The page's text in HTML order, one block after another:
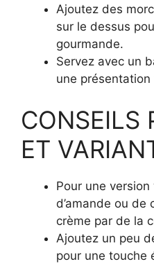
Ajoutez des
sur le dessus
gourmande.
Servez avec un
une présentation
CONSEILS
ET
Pour une
d’amande ou de
crème par de la
Ajoutez un peu
pour une touche